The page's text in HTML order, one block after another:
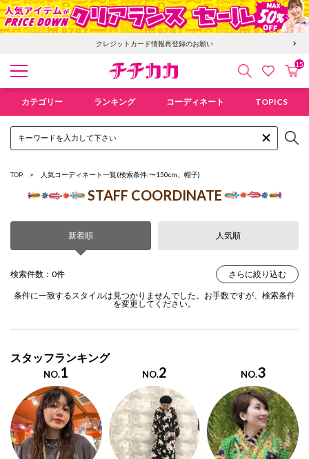
クレジットカード情報再登録のお願い
検索 お気にカ
15
カテゴリー ランキング コーディネート TOPICS
TOP 人気コーディネート一覧(検索条件:〜150cm、帽子)
STAFF COORDINATE
新着順 人気順
検索件数：0件 さらに絞り込む
条件に一致するスタイルは見つかりませんでした。お手数ですが、検索条件
を変更してください。
スタッフランキング
NO.1 NO.2 NO.3